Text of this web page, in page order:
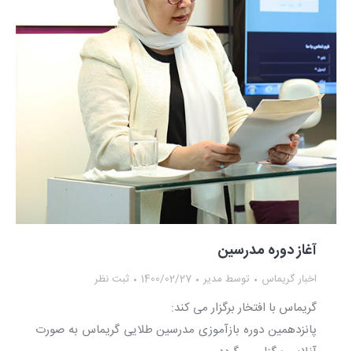
آغاز دوره مدرسین
اخبار گریماس توسط مدیر 1400/02/27 ثبت نظر
گریماس با افتخار برگزار می کند:
پانزدهمین دوره بازآموزی مدرسین طلایی گریماس به صورت